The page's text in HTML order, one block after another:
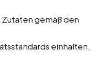
gemäß den
einhalten.